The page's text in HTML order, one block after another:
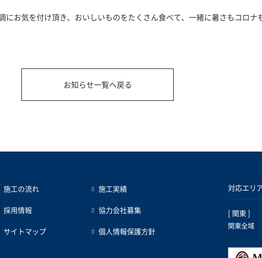
にお気を付け頂き、おいしいものをたくさん食べて、一緒に暑さもコロナ
お知らせ一覧へ戻る
施工の流れ 施工実績
採用情報 協力会社募集
サイトマップ 個人情報保護方針
対応エリ
[ 関東 ]
関東全域